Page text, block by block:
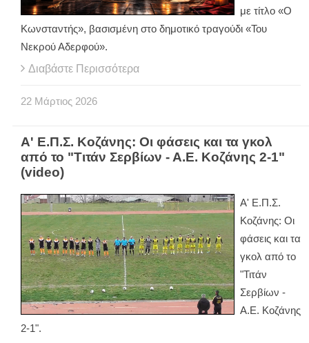
με τίτλο «Ο
Κωνσταντής», βασισμένη στο δημοτικό τραγούδι «Του
Νεκρού Αδερφού».
Διαβάστε Περισσότερα
22 Μάρτιος 2026
Α' Ε.Π.Σ. Κοζάνης: Οι φάσεις και τα γκολ
από το "Τιτάν Σερβίων - Α.Ε. Κοζάνης 2-1"
(video)
Α' Ε.Π.Σ.
Κοζάνης: Οι
φάσεις και τα
γκολ από το
"Τιτάν
Σερβίων -
Α.Ε. Κοζάνης
2-1".